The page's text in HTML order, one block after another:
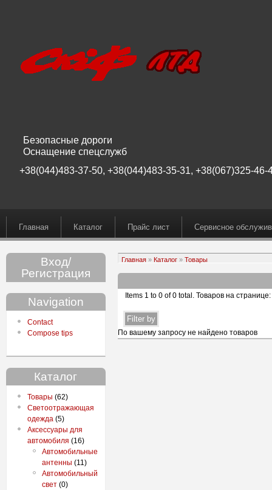
Безопасные дороги
Оснащение спецслужб
+38(044)483-37-50, +38(044)483-35-31, +38(067)325-46-
Главная Каталог Прайс лист Сервисное
Вход/
Регистрация
Navigation
Contact
Compose tips
Каталог
Товары (62)
Светоотражающая
одежда (5)
Аксессуары для
автомобиля (16)
Автомобильные
антенны (11)
Автомобильный
свет (0)
Главная» Каталог» Товары
Items 1 to 0 of 0 total . Товаров на странице:
По вашему запросу не найдено товаров